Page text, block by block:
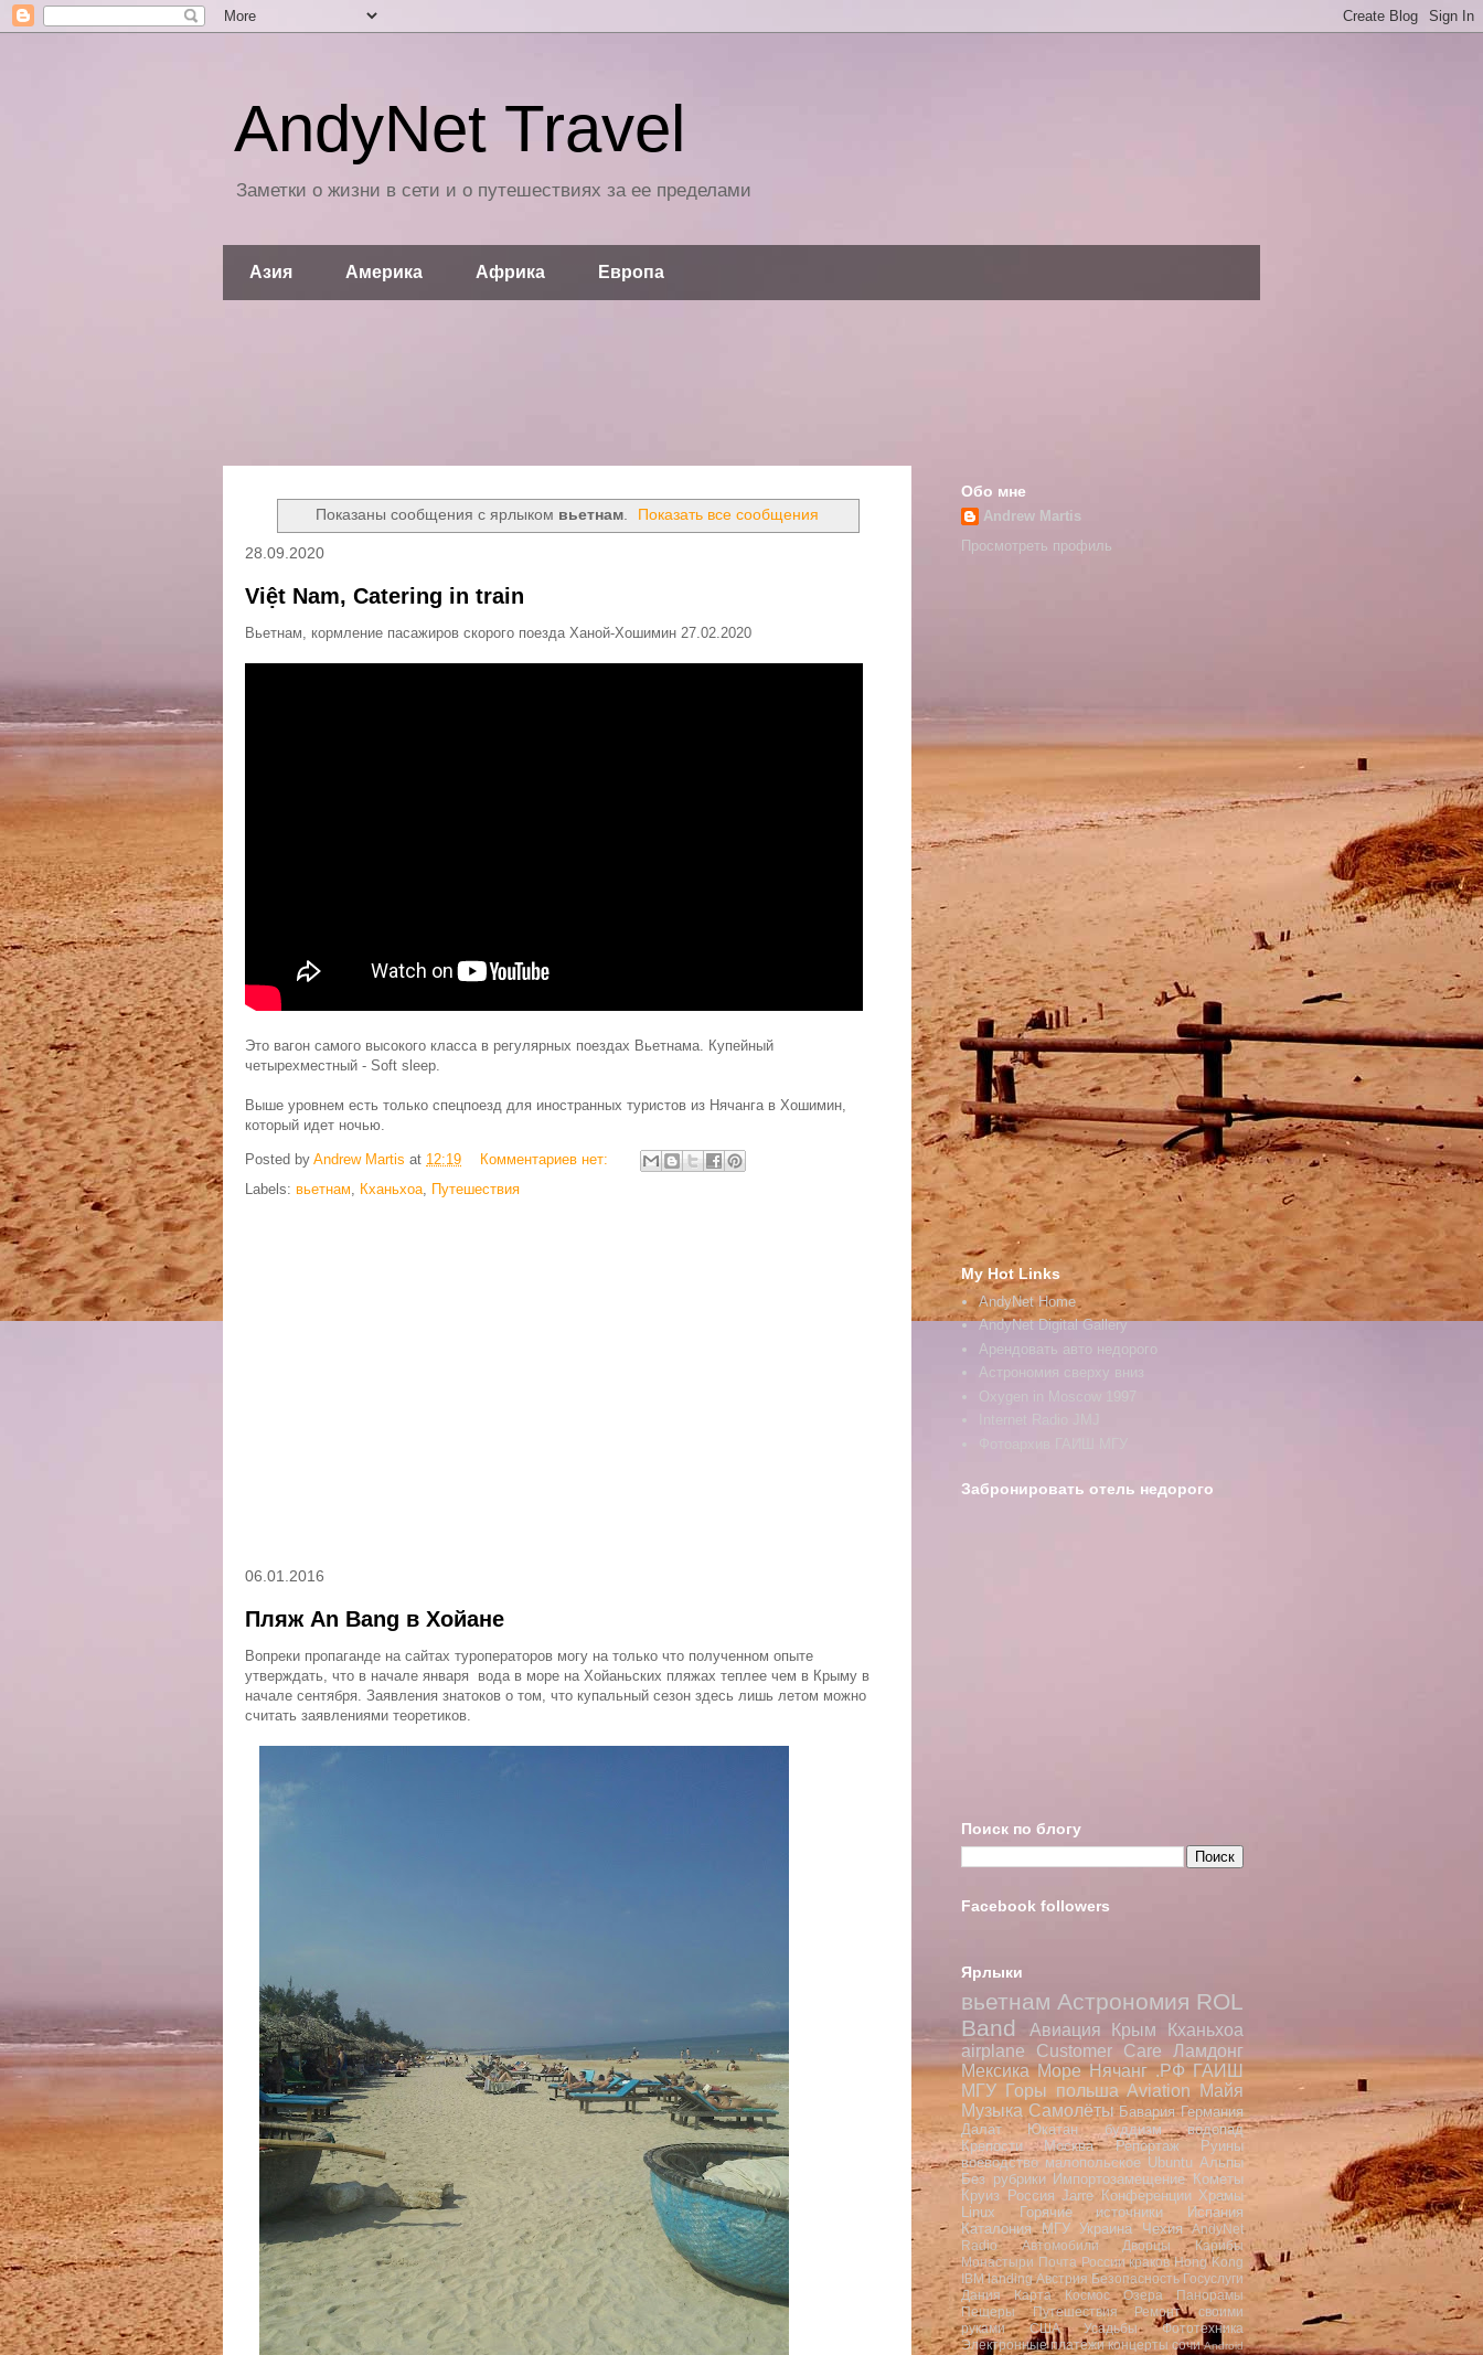
AndyNet Travel
Заметки о жизни в сети и о путешествиях за ее пределами
Азия Америка Африка Европа
Показаны сообщения с ярлыком вьетнам. Показать все сообщения
28.09.2020
Việt Nam, Catering in train
Вьетнам, кормление пасажиров скорого поезда Ханой-Хошимин 27.02.2020
Это вагон самого высокого класса в регулярных поездах Вьетнама. Купейный
четырехместный - Soft sleep.
Выше уровнем есть только спецпоезд для иностранных туристов из Нячанга в Хошимин,
который идет ночью.
Posted by Andrew Martis at 12:19
Комментариев нет:
Labels: вьетнам Кханьхоа Путешествия
06.01.2016
Пляж An Bang в Хойане
Вопреки пропаганде на сайтах туроператоров могу на только что полученном опыте
утверждать, что в начале января вода в море на Хойаньских пляжах теплее чем в Крыму в
начале сентября. Заявления знатоков о том, что купальный сезон здесь лишь летом можно
считать заявлениями теоретиков.
Обо мне
Andrew Martis
Просмотреть профиль
My Hot Links
AndyNet Home
AndyNet Digital Gallery
Арендовать авто недорого
Астрономия сверху вниз
Oxygen in Moscow 1997
Internet Radio JMJ
Фотоархив ГАИШ МГУ
Забронировать отель недорого
Поиск по блогу
Facebook followers
Ярлыки
вьетнам Астрономия ROL
Band
Авиация Крым
Кханьхоа
airplane
Customer Care
Ламдонг
Мексика Море Нячанг .РФ
ГАИШ
МГУ
Горы польша Aviation
Майя
Музыка Самолёты Бавария Германия
Далат
Юкатан буддизм
водопад
Крепости
Москва Репортаж
Руины
воеводство малопольское Ubuntu Альпы
Без рубрики Импортозамещение Кометы
Круиз Россия Jarre Конференции Храмы
Linux
Горячие источники
Испания
Каталония МГУ Украина Чехия
AndyNet
Radio
Автомобили Дворцы
Карибы
Монастыри Почта России краков Hong Kong
IBM landing Австрия Безопасность Госуслуги
Дания
Карта Космос Озера
Панорамы
Пещеры
Путешествия
Ремонт своими
руками
США Усадьбы
Фототехника
Электронные платежи концерты сочи Android